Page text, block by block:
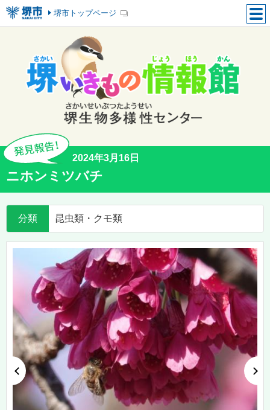
堺市トップページ
2024年3月16日
ニホンミツバチ
分類 昆虫類・クモ類